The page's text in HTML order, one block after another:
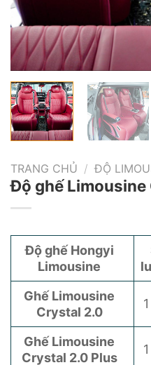
TRANG CHỦ / ĐỘ
Độ ghế
Độ ghế Hongyi
Limousine
Ghế Limousine
Crystal 2.0
Ghế Limousine
Crystal 2.0 Plus